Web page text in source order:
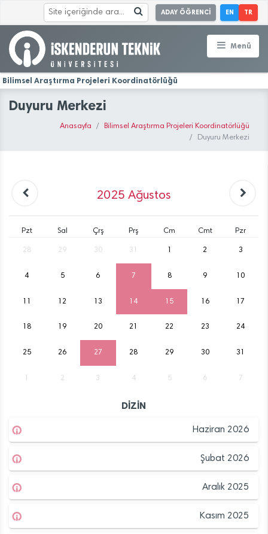
ADAY ÖĞRENCİ EN TR
Menü
Bilimsel Araştırma Projeleri Koordinatörlüğü
Duyuru Merkezi
Anasayfa
Bilimsel Araştırma Projeleri Koordinatörlüğü
Duyuru Merkezi
2025 Ağustos
Pzt Sal Çrş Prş Cm Cmt Pzr
28 29 30 31 2 3
4 5 6 7 8 9 10
12 13 14 15 16 17
18 19 20 21 22 23 24
25 26 27 28 29 30 31
2 3 4 5 6 7
DİZİN
Haziran 2026
Şubat 2026
Aralık 2025
Kasım 2025